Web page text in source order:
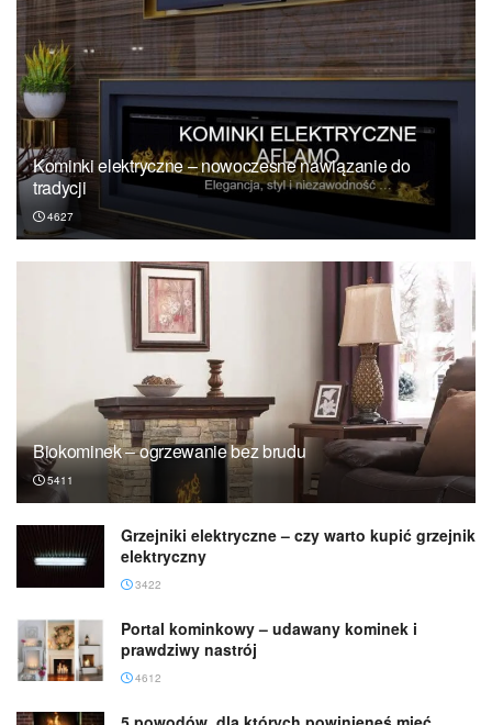
Kominki elektryczne – nowoczesne nawiązanie do
tradycji
4627
Biokominek – ogrzewanie bez brudu
5411
Grzejniki elektryczne – czy warto kupić grzejnik
elektryczny
3422
Portal kominkowy – udawany kominek i
prawdziwy nastrój
4612